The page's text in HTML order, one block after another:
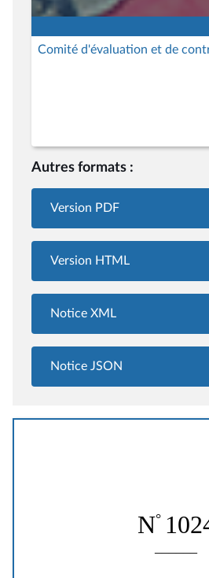
Comité d'évaluation et de
Autres formats :
Version PDF
Version HTML
Notice XML
Notice JSON